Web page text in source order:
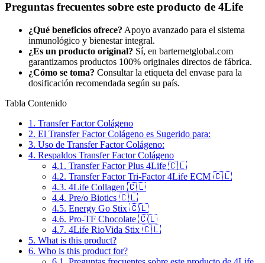
Preguntas frecuentes sobre este producto de 4Life
¿Qué beneficios ofrece? Apoyo avanzado para el sistema
inmunológico y bienestar integral.
¿Es un producto original? Sí, en barternetglobal.com
garantizamos productos 100% originales directos de fábrica.
¿Cómo se toma? Consultar la etiqueta del envase para la
dosificación recomendada según su país.
Tabla Contenido
1. Transfer Factor Colágeno
2. El Transfer Factor Colágeno es Sugerido para:
3. Uso de Transfer Factor Colágeno:
4. Respaldos Transfer Factor Colágeno
4.1. Transfer Factor Plus 4Life 🇨🇱
4.2. Transfer Factor Tri-Factor 4Life ECM 🇨🇱
4.3. 4Life Collagen 🇨🇱
4.4. Pre/o Biotics 🇨🇱
4.5. Energy Go Stix 🇨🇱
4.6. Pro-TF Chocolate 🇨🇱
4.7. 4Life RioVida Stix 🇨🇱
5. What is this product?
6. Who is this product for?